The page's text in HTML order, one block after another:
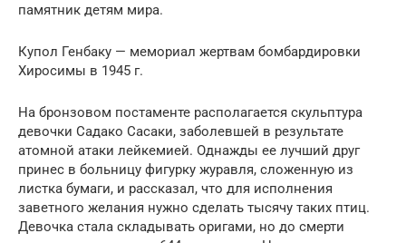
памятник детям мира.
Купол Генбаку — мемориал жертвам бомбардировки
Хиросимы в 1945 г.
На бронзовом постаменте располагается скульптура
девочки Садако Сасаки, заболевшей в результате
атомной атаки лейкемией. Однажды ее лучший друг
принес в больницу фигурку журавля, сложенную из
листка бумаги, и рассказал, что для исполнения
заветного желания нужно сделать тысячу таких птиц.
Девочка стала складывать оригами, но до смерти